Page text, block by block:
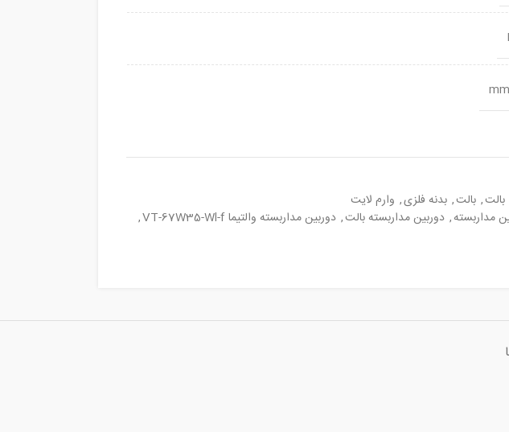
بالت, بالت, بدنه فلزی, وارم لایت
مداربسته, دوربین مداربسته بالت, دوربین مداربسته والتیما VT-67W35-Wl-f
,